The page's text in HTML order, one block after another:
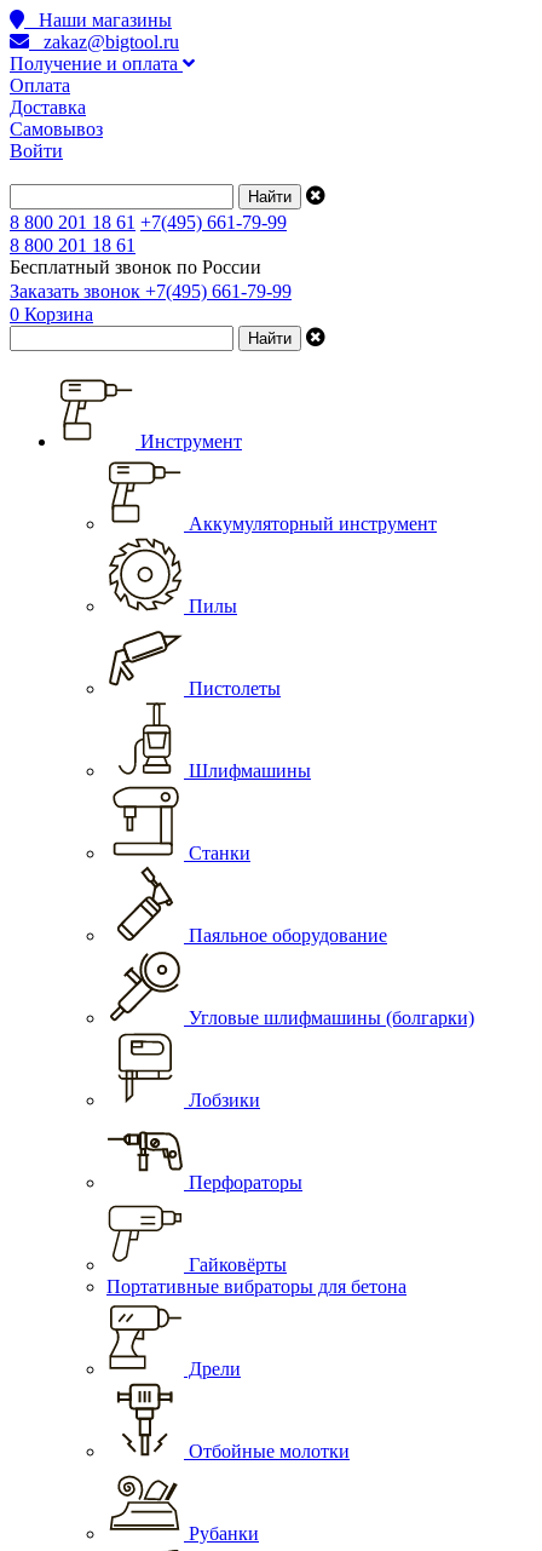
Наши магазины
zakaz@bigtool.ru
Получение и оплата
Оплата
Доставка
Самовывоз
Войти
8 800 201 18 61 +7(495) 661-79-99
8 800 201 18 61
Бесплатный звонок по России
Заказать звонок +7(495) 661-79-99
0 Корзина
Инструмент
Аккумуляторный инструмент
Пилы
Пистолеты
Шлифмашины
Станки
Паяльное оборудование
Угловые шлифмашины (болгарки)
Лобзики
Перфораторы
Гайковёрты
Портативные вибраторы для бетона
Дрели
Отбойные молотки
Рубанки